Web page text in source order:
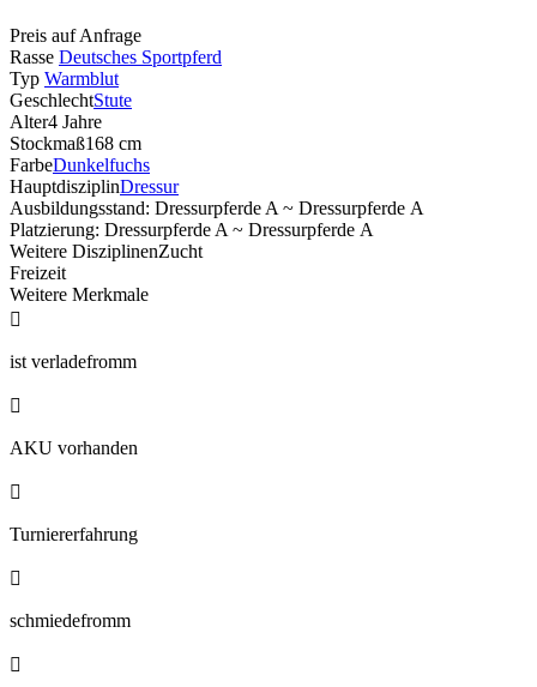
Preis auf Anfrage
Rasse Deutsches Sportpferd
Typ Warmblut
GeschlechtStute
Alter4 Jahre
Stockmaß168 cm
FarbeDunkelfuchs
HauptdisziplinDressur
Ausbildungsstand: Dressurpferde A ~ Dressurpferde A
Platzierung: Dressurpferde A ~ Dressurpferde A
Weitere DisziplinenZucht
Freizeit
Weitere Merkmale

ist verladefromm

AKU vorhanden

Turniererfahrung

schmiedefromm
